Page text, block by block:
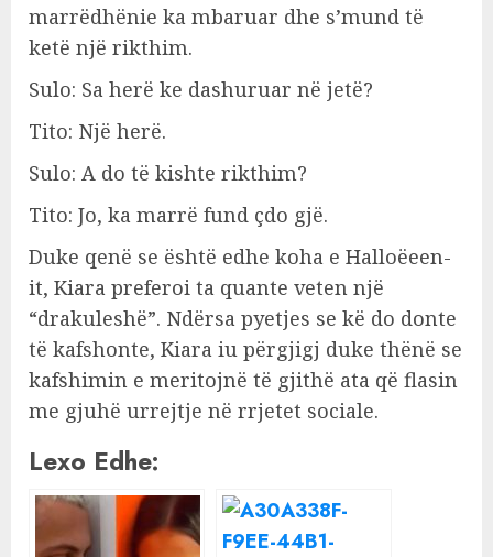
marrëdhënie ka mbaruar dhe s’mund të
ketë një rikthim.
Sulo: Sa herë ke dashuruar në jetë?
Tito: Një herë.
Sulo: A do të kishte rikthim?
Tito: Jo, ka marrë fund çdo gjë.
Duke qenë se është edhe koha e Halloëeen-
it, Kiara preferoi ta quante veten një
“drakuleshë”. Ndërsa pyetjes se kë do donte
të kafshonte, Kiara iu përgjigj duke thënë se
kafshimin e meritojnë të gjithë ata që flasin
me gjuhë urrejtje në rrjetet sociale.
Lexo Edhe: